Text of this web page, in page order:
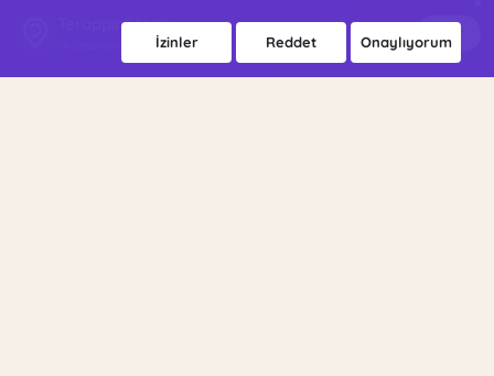
İzinler Reddet Onaylıyorum
Terappin'i İndir
İlk seansın 500 TL indirimli!